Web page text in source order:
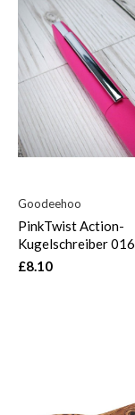
Goodeehoo
PinkTwist Action-
Kugelschreiber 016
£8.10